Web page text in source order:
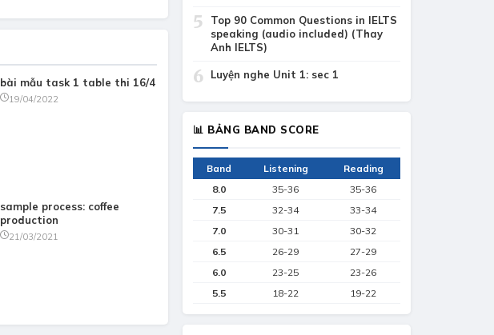
bài mẫu task 1 table thi 16/4
19/04/2022
sample process: coffee
production
21/03/2021
5
Top 90 Common Questions in IELTS
speaking (audio included) (Thay
Anh IELTS)
6 Luyện nghe Unit 1: sec 1
📊 BẢNG BAND SCORE
Band Listening
Reading
8.0
35-36
35-36
7.5
32-34
33-34
7.0
30-31
30-32
6.5
26-29
27-29
6.0
23-25
23-26
5.5
18-22 19-22